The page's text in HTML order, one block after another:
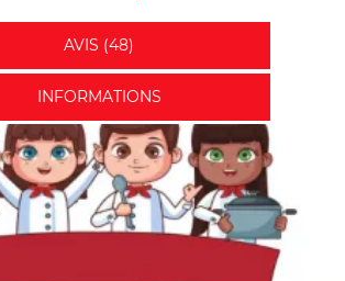
AVIS (48)
INFORMATIONS